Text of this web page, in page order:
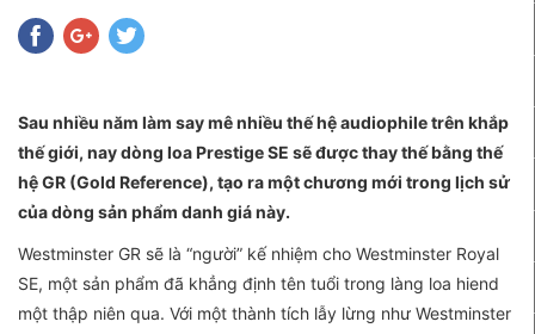
Sau nhiều năm làm say mê nhiều thế hệ audiophile trên khắp
thế giới, nay dòng loa Prestige SE sẽ được thay thế bằng thế
hệ GR (Gold Reference), tạo ra một chương mới trong lịch sử
của dòng sản phẩm danh giá này.
Westminster GR sẽ là “người” kế nhiệm cho Westminster Royal
SE, một sản phẩm đã khẳng định tên tuổi trong làng loa hiend
một thập niên qua. Với một thành tích lẫy lừng như Westminster